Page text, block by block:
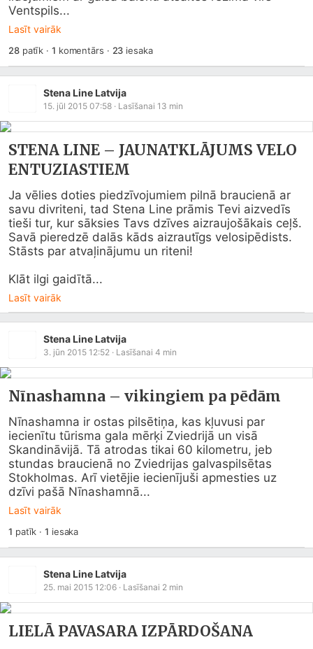
Ventspils...
Lasīt vairāk
28patīk · 1 komentārs · 23 iesaka
Stena Line Latvija
15. jūl 2015 07:58 · Lasīšanai 13 min
STENA LINE – JAUNATKLĀJUMS VELO
ENTUZIASTIEM
Ja vēlies doties piedzīvojumiem pilnā braucienā ar
savu divriteni, tad Stena Line prāmis Tevi aizvedīs
tieši tur, kur sāksies Tavs dzīves aizraujošākais ceļš.
Savā pieredzē dalās kāds aizrautīgs velosipēdists.
Stāsts par atvaļinājumu un riteni!
Klāt ilgi gaidītā...
Lasīt vairāk
Stena Line Latvija
3. jūn 2015 12:52 · Lasīšanai 4 min
Nīnashamna – vikingiem pa pēdām
Nīnashamna ir ostas pilsētiņa, kas kļuvusi par
iecienītu tūrisma gala mērķi Zviedrijā un visā
Skandināvijā. Tā atrodas tikai 60 kilometru, jeb
stundas braucienā no Zviedrijas galvaspilsētas
Stokholmas. Arī vietējie iecienījuši apmesties uz
dzīvi pašā Nīnashamnā...
Lasīt vairāk
1 patīk ·1 iesaka
Stena Line Latvija
25. mai 2015 12:06 · Lasīšanai 2 min
LIELĀ PAVASARA IZPĀRDOŠANA